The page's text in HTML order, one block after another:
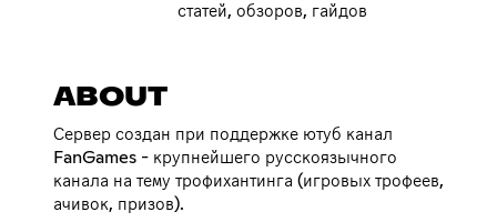
статей, обзоров, гайдов
ABOUT
Сервер создан при поддержке ютуб канал
FanGames - крупнейшего русскоязычного
канала на тему трофихантинга (игровых трофеев,
ачивок, призов).